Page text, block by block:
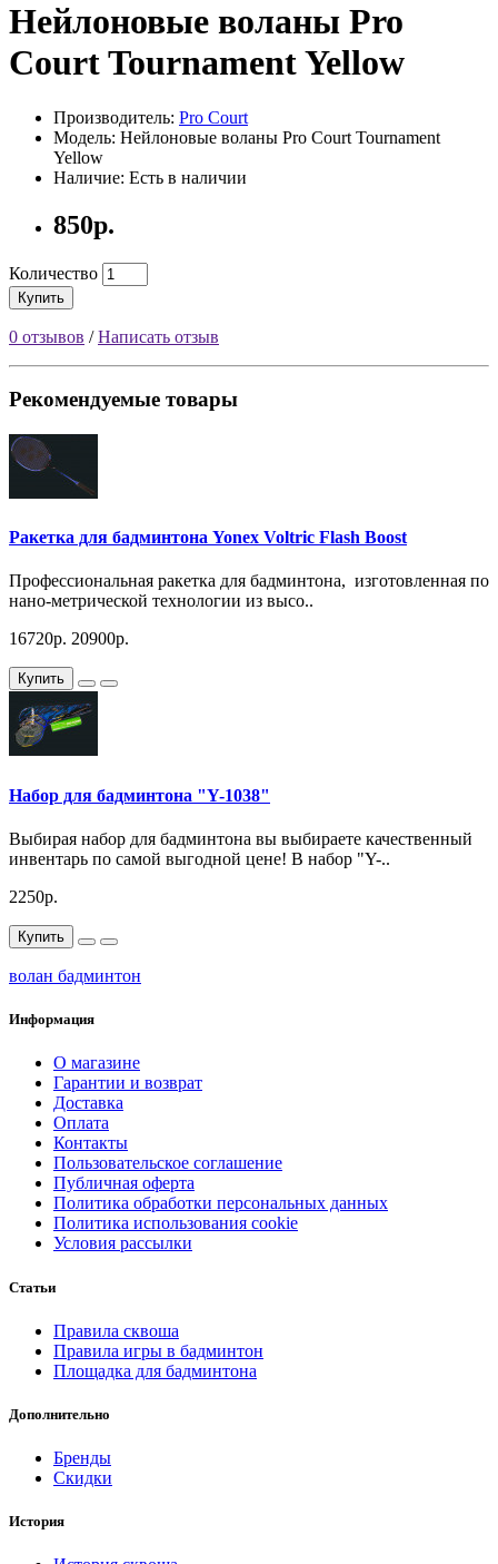
Нейлоновые воланы Pro
Court Tournament Yellow
Производитель: Pro Court
Модель: Нейлоновые воланы Pro Court Tournament
Yellow
Наличие: Есть в наличии
850р.
Количество
Купить
0 отзывов /Написать отзыв
Рекомендуемые товары
Ракетка для бадминтона Yonex Voltric Flash Boost
Профессиональная ракетка для бадминтона, изготовленная по
нано-метрической технологии из высо..
16720р. 20900р.
Купить
Набор для бадминтона "Y-1038"
Выбирая набор для бадминтона вы выбираете качественный
инвентарь по самой выгодной цене! В набор "Y-..
2250р.
Купить
волан бадминтон
Информация
О магазине
Гарантии и возврат
Доставка
Оплата
Контакты
Пользовательское соглашение
Публичная оферта
Политика обработки персональных данных
Политика использования cookie
Условия рассылки
Статьи
Правила сквоша
Правила игры в бадминтон
Площадка для бадминтона
Дополнительно
Бренды
Скидки
История